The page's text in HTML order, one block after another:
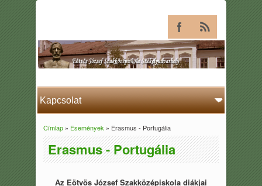
Jelenlegi hely
Címlap» Események » Erasmus - Portugália
Erasmus - Portugália
Az Eötvös József Szakközépiskola diákjai